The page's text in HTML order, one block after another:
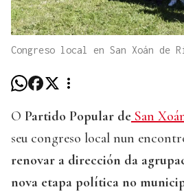
Congreso local en San Xoán de
O Partido Popular de San
seu congreso local nun
renovar a dirección da
nova etapa política no